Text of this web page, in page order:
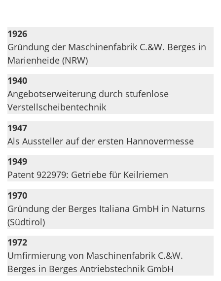
1926
Gründung der Maschinenfabrik C.&W. Berges in
Marienheide (NRW)
1940
Angebotserweiterung durch stufenlose
Verstellscheibentechnik
1947
Als Aussteller auf der ersten Hannovermesse
1949
Patent 922979: Getriebe für Keilriemen
1970
Gründung der Berges Italiana GmbH in Naturns
(Südtirol)
1972
Umfirmierung von Maschinenfabrik C.&W.
Berges in Berges Antriebstechnik GmbH